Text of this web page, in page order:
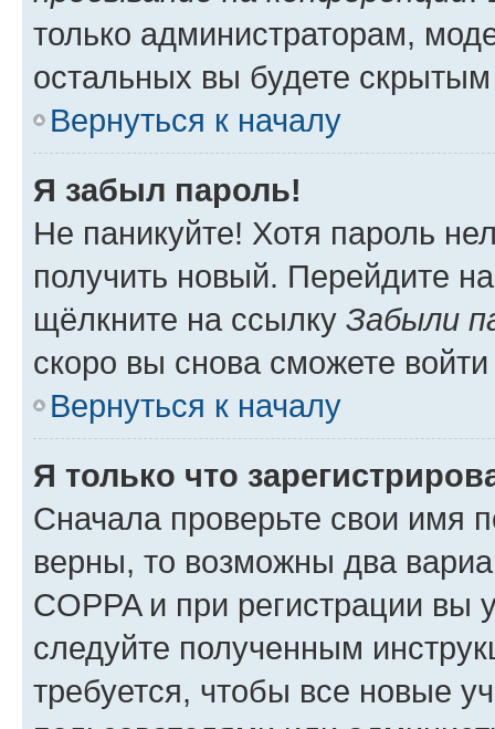
только администраторам,
остальных вы будете
Вернуться к началу
Я забыл пароль!
Не паникуйте! Хотя пароль
получить новый. Перейдите
щёлкните на ссылку Забыли
скоро вы снова сможете
Вернуться к началу
Я только что
Сначала проверьте свои имя
верны, то возможны два
COPPA и при регистрации вы
следуйте полученным
требуется, чтобы все новые